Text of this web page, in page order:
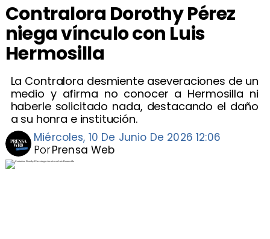
Contralora Dorothy Pérez
niega vínculo con Luis
Hermosilla
La Contralora desmiente aseveraciones de un
medio y afirma no conocer a Hermosilla ni
haberle solicitado nada, destacando el daño
a su honra e institución.
Miércoles, 10 De Junio De 2026 12:06
Prensa Web
Por